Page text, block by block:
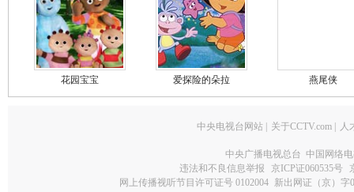
花园宝宝 爱探险的朵拉 燕尾侠
中央电视台网站 关于CCTV.com 人
中央广播电视总台 中国网络
违法和不良信息举报
京ICP证060535号
网上传播视听节目许可证号 0102004 新出网证（京）